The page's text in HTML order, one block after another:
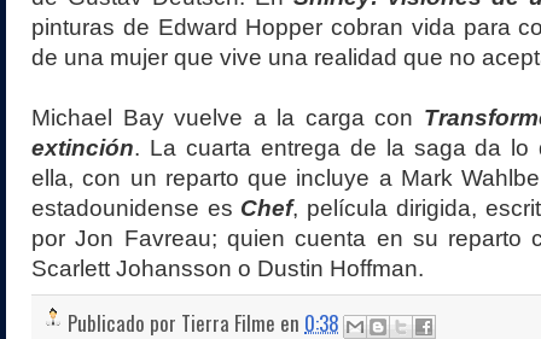
pinturas de Edward Hopper cobran vida para
de una mujer que vive una realidad que no
Michael Bay vuelve a la carga con
extinción. La cuarta entrega de la saga da lo
ella, con un reparto que incluye a Mark
estadounidense es Chef, película dirigida,
por Jon Favreau; quien cuenta en su reparto
Scarlett Johansson o Dustin Hoffman.
Publicado por Tierra Filme en 0:38